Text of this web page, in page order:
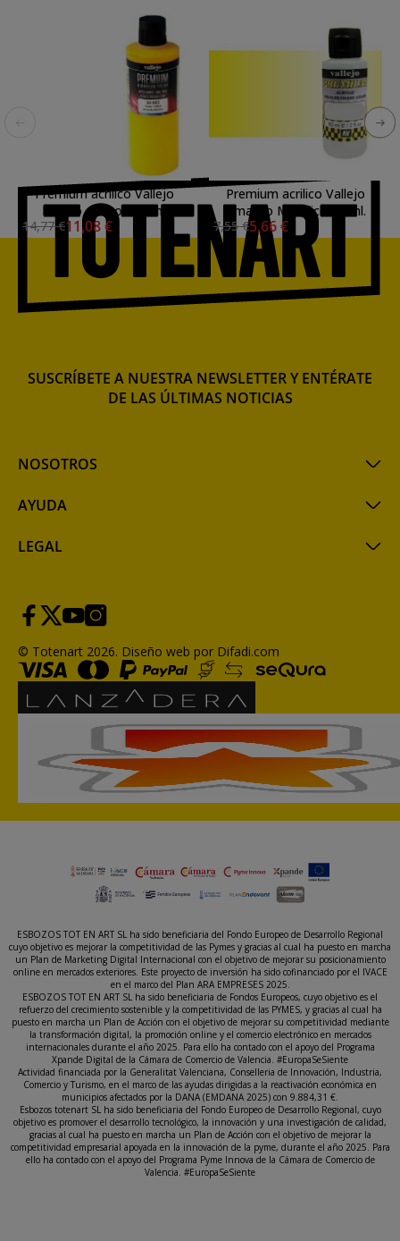
Premium acrilico Vallejo
Blanco opaco 200 ml.
14,77 €11,08 €
Premium acrilico Vallejo
Amarillo Metalico 60 ml.
7,55 €5,66 €
NOSOTROS
AYUDA
LEGAL
SUSCRÍBETE A NUESTRA NEWSLETTER Y ENTÉRATE
DE LAS ÚLTIMAS NOTICIAS
© Totenart 2026. Diseño web por Difadi.com
ESBOZOS TOT EN ART SL ha sido beneficiaria del Fondo Europeo de Desarrollo Regional
cuyo objetivo es mejorar la competitividad de las Pymes y gracias al cual ha puesto en marcha
un Plan de Marketing Digital Internacional con el objetivo de mejorar su posicionamiento
online en mercados exteriores. Este proyecto de inversión ha sido cofinanciado por el IVACE
en el marco del Plan ARA EMPRESES 2025.
ESBOZOS TOT EN ART SL ha sido beneficiaria de Fondos Europeos, cuyo objetivo es el
refuerzo del crecimiento sostenible y la competitividad de las PYMES, y gracias al cual ha
puesto en marcha un Plan de Acción con el objetivo de mejorar su competitividad mediante
la transformación digital, la promoción online y el comercio electrónico en mercados
internacionales durante el año 2025. Para ello ha contado con el apoyo del Programa
Xpande Digital de la Cámara de Comercio de Valencia. #EuropaSeSiente
Actividad financiada por la Generalitat Valenciana, Conselleria de Innovación, Industria,
Comercio y Turismo, en el marco de las ayudas dirigidas a la reactivación económica en
municipios afectados por la DANA (EMDANA 2025) con 9.884,31 €.
Esbozos totenart SL ha sido beneficiaria del Fondo Europeo de Desarrollo Regional, cuyo
objetivo es promover el desarrollo tecnológico, la innovación y una investigación de calidad,
gracias al cual ha puesto en marcha un Plan de Acción con el objetivo de mejorar la
competitividad empresarial apoyada en la innovación de la pyme, durante el año 2025. Para
ello ha contado con el apoyo del Programa Pyme Innova de la Cámara de Comercio de
Valencia. #EuropaSeSiente